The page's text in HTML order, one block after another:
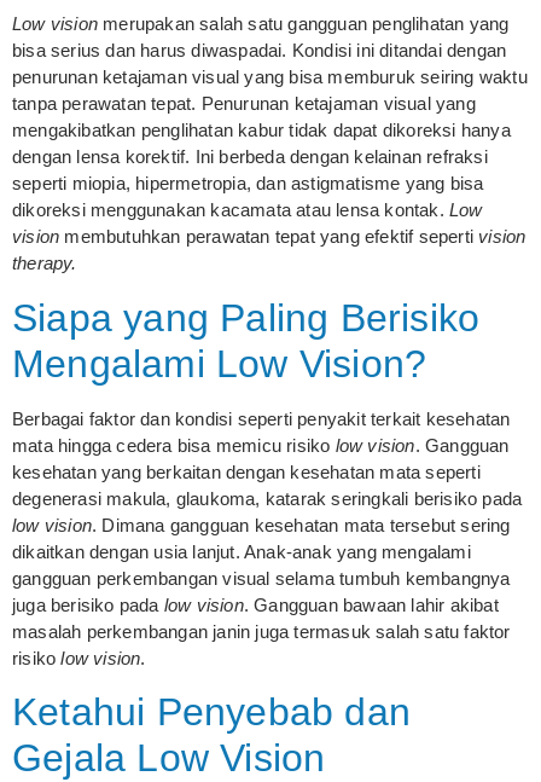
Low vision merupakan salah satu gangguan penglihatan yang
bisa serius dan harus diwaspadai. Kondisi ini ditandai dengan
penurunan ketajaman visual yang bisa memburuk seiring waktu
tanpa perawatan tepat. Penurunan ketajaman visual yang
mengakibatkan penglihatan kabur tidak dapat dikoreksi hanya
dengan lensa korektif. Ini berbeda dengan kelainan refraksi
seperti miopia, hipermetropia, dan astigmatisme yang bisa
dikoreksi menggunakan kacamata atau lensa kontak.Low
vision membutuhkan perawatan tepat yang efektif seperti vision
therapy.
Siapa yang Paling Berisiko
Mengalami Low Vision?
Berbagai faktor dan kondisi seperti penyakit terkait kesehatan
mata hingga cedera bisa memicu risiko low vision. Gangguan
kesehatan yang berkaitan dengan kesehatan mata seperti
degenerasi makula, glaukoma, katarak seringkali berisiko pada
low vision. Dimana gangguan kesehatan mata tersebut sering
dikaitkan dengan usia lanjut. Anak-anak yang mengalami
gangguan perkembangan visual selama tumbuh kembangnya
juga berisiko pada low vision. Gangguan bawaan lahir akibat
masalah perkembangan janin juga termasuk salah satu faktor
risikolow vision.
Ketahui Penyebab dan
Gejala Low Vision